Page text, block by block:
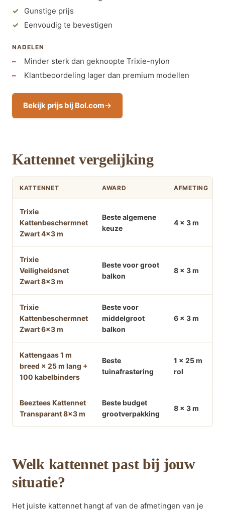
Gunstige prijs
Eenvoudig te bevestigen
NADELEN
Minder sterk dan geknoopte Trixie-nylon
Klantbeoordeling lager dan premium modellen
Bekijk prijs bij Bol.com
Kattennet vergelijking
KATTENNET AWARD AFMETING
Trixie
Kattenbeschermnet
Zwart 4×3 m
Beste algemene
keuze
4 x 3 m
Trixie
Veiligheidsnet
Zwart 8×3 m
Beste voor groot
balkon
8 x 3 m
Trixie
Kattenbeschermnet
Zwart 6×3 m
Beste voor
middelgroot
balkon
6 x 3 m
Kattengaas 1 m
breed × 25 m lang +
100 kabelbinders
Beste
tuinafrastering
1 x 25 m
rol
Beeztees Kattennet
Transparant 8×3 m
Beste budget
grootverpakking
8 x 3 m
Welk kattennet past bij jouw
situatie?
Het juiste kattennet hangt af van de afmetingen van je